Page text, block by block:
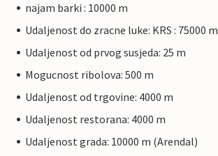
najam barki : 10000 m
Udaljenost do zracne luke: KRS : 75000 m
Udaljenost od prvog susjeda: 25 m
Mogucnost ribolova: 500 m
Udaljenost od trgovine: 4000 m
Udaljenost restorana: 4000 m
Udaljenost grada: 10000 m (Arendal)